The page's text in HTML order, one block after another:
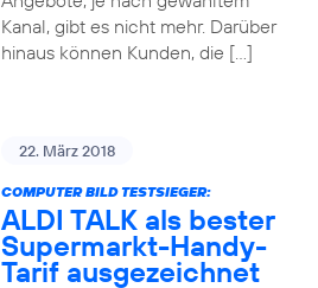
Kanal, gibt es nicht mehr. Darüber
hinaus können Kunden, die […]
22. März 2018
COMPUTER BILD TESTSIEGER:
ALDI TALK als bester
Supermarkt-Handy-
Tarif ausgezeichnet